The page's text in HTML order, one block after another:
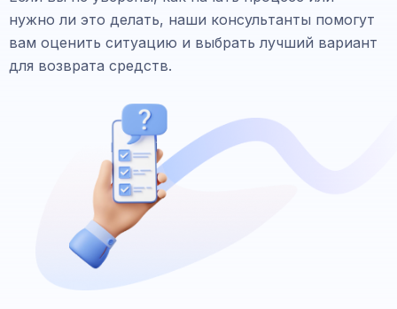
нужно ли это делать, наши консультанты помогут
вам оценить ситуацию и выбрать лучший вариант
для возврата средств.